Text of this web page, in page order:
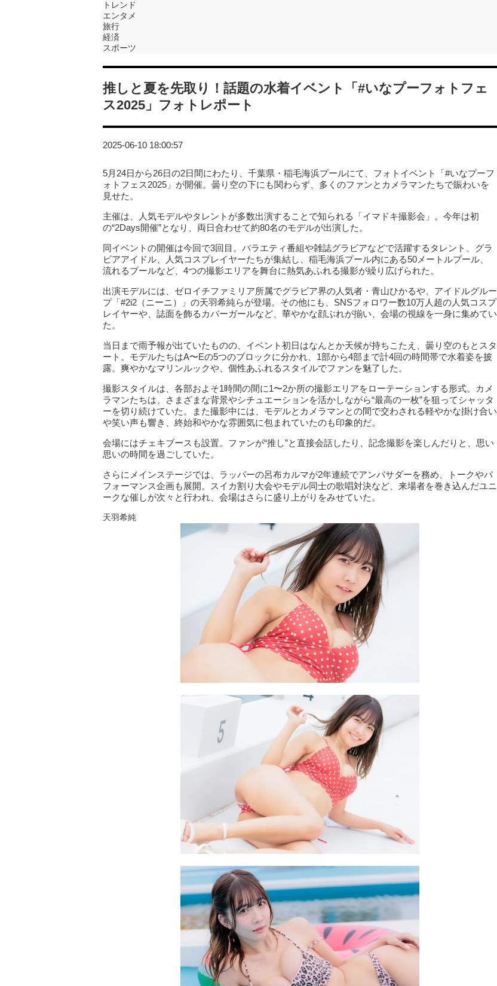
トレンド
エンタメ
旅行
経済
スポーツ
推しと夏を先取り！話題の水着イベント「#いなプーフォトフェ
ス2025」フォトレポート
2025-06-10 18:00:57
5月24日から26日の2日間にわたり、千葉県・稲毛海浜プールにて、フォトイベント「#いなプーフ
ォトフェス2025」が開催。曇り空の下にも関わらず、多くのファンとカメラマンたちで賑わいを
見せた。
主催は、人気モデルやタレントが多数出演することで知られる「イマドキ撮影会」。今年は初
の“2Days開催”となり、両日合わせて約80名のモデルが出演した。
同イベントの開催は今回で3回目。バラエティ番組や雑誌グラビアなどで活躍するタレント、グラ
ビアアイドル、人気コスプレイヤーたちが集結し、稲毛海浜プール内にある50メートルプール、
流れるプールなど、4つの撮影エリアを舞台に熱気あふれる撮影が繰り広げられた。
出演モデルには、ゼロイチファミリア所属でグラビア界の人気者・青山ひかるや、アイドルグルー
プ「#2i2（ニーニ）」の天羽希純らが登場。その他にも、SNSフォロワー数10万人超の人気コスプ
レイヤーや、誌面を飾るカバーガールなど、華やかな顔ぶれが揃い、会場の視線を一身に集めてい
た。
当日まで雨予報が出ていたものの、イベント初日はなんとか天候が持ちこたえ、曇り空のもとスタ
ート。モデルたちはA〜Eの5つのブロックに分かれ、1部から4部まで計4回の時間帯で水着姿を披
露。爽やかなマリンルックや、個性あふれるスタイルでファンを魅了した。
撮影スタイルは、各部およそ1時間の間に1〜2か所の撮影エリアをローテーションする形式。カメ
ラマンたちは、さまざまな背景やシチュエーションを活かしながら“最高の一枚”を狙ってシャッタ
ーを切り続けていた。また撮影中には、モデルとカメラマンとの間で交わされる軽やかな掛け合い
や笑い声も響き、終始和やかな雰囲気に包まれていたのも印象的だ。
会場にはチェキブースも設置。ファンが“推し”と直接会話したり、記念撮影を楽しんだりと、思い
思いの時間を過ごしていた。
さらにメインステージでは、ラッパーの呂布カルマが2年連続でアンバサダーを務め、トークやパ
フォーマンス企画も展開。スイカ割り大会やモデル同士の歌唱対決など、来場者を巻き込んだユニ
ークな催しが次々と行われ、会場はさらに盛り上がりをみせていた。
天羽希純